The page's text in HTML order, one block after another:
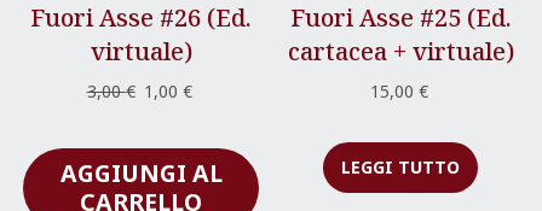
Fuori Asse #26 (Ed.
virtuale)
3,00€ Il
originale
era:
3,00 €.
1,00 €
attuale
è:
1,00 €.
AGGIUNGI AL
CARRELLO
Fuori Asse #25 (Ed.
cartacea + virtuale)
15,00 €
LEGGI TUTTO